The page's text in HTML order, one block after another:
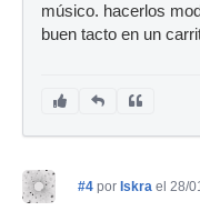
músico. hacerlos
buen tacto en un
#4 por Iskra el 28/